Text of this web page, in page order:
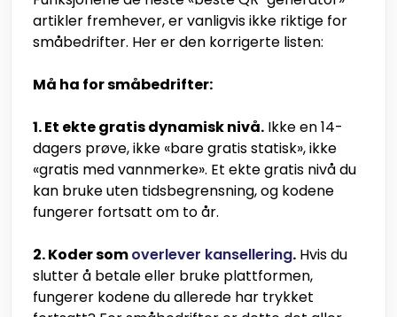
artikler fremhever, er vanligvis ikke riktige for
småbedrifter. Her er den korrigerte listen:
Må ha for småbedrifter:
1. Et ekte gratis dynamisk nivå. Ikke en 14-
dagers prøve, ikke «bare gratis statisk», ikke
«gratis med vannmerke». Et ekte gratis nivå du
kan bruke uten tidsbegrensning, og kodene
fungerer fortsatt om to år.
2. Koder somoverlever kansellering. Hvis du
slutter å betale eller bruke plattformen,
fungerer kodene du allerede har trykket